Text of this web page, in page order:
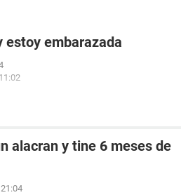
estoy embarazada
alacran y tine 6 meses de